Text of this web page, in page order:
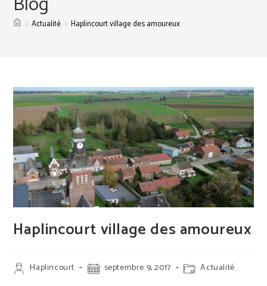
> Actualité > Haplincourt village des amoureux
Haplincourt village des amoureux
Auteur/autrice
de
Haplincourt
Publication
publiée :
septembre 9, 2017
Post Actualité